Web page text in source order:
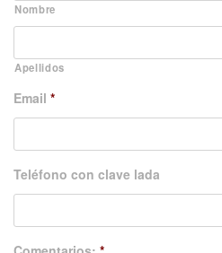
Nombre
Apellidos
Email *
Teléfono con clave lada